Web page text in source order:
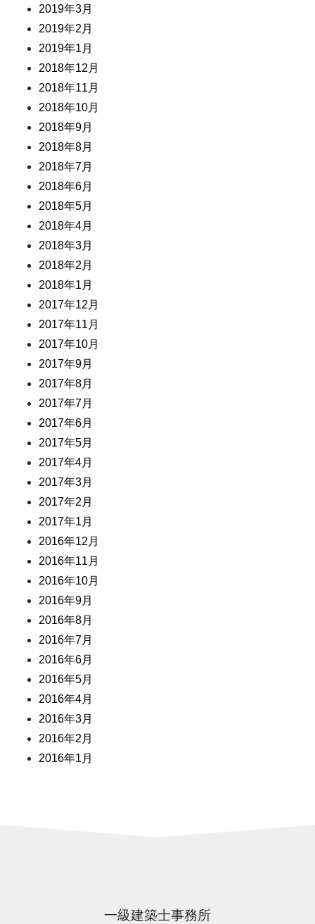
2019年3月
2019年2月
2019年1月
2018年12月
2018年11月
2018年10月
2018年9月
2018年8月
2018年7月
2018年6月
2018年5月
2018年4月
2018年3月
2018年2月
2018年1月
2017年12月
2017年11月
2017年10月
2017年9月
2017年8月
2017年7月
2017年6月
2017年5月
2017年4月
2017年3月
2017年2月
2017年1月
2016年12月
2016年11月
2016年10月
2016年9月
2016年8月
2016年7月
2016年6月
2016年5月
2016年4月
2016年3月
2016年2月
2016年1月
一級建築士事務所